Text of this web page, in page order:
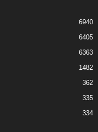
6940
6405
6363
1482
362
335
334